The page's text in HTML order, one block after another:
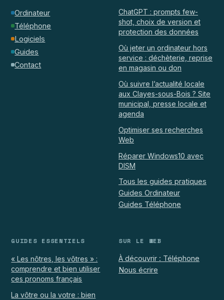
Ordinateur
Téléphone
Logiciels
Guides
Contact
ChatGPT : prompts few-
shot, choix de version et
protection des données
Où jeter un ordinateur hors
service : déchèterie, reprise
en magasin ou don
Où suivre l’actualité locale
aux Clayes-sous-Bois ? Site
municipal, presse locale et
agenda
Optimiser ses recherches
Web
Réparer Windows10 avec
DISM
Tous les guides pratiques
Guides Ordinateur
Guides Téléphone
GUIDES ESSENTIELS
« Les nôtres, les vôtres » :
comprendre et bien utiliser
ces pronoms français
La vôtre ou la votre : bien
SUR LE WEB
À découvrir : Téléphone
Nous écrire